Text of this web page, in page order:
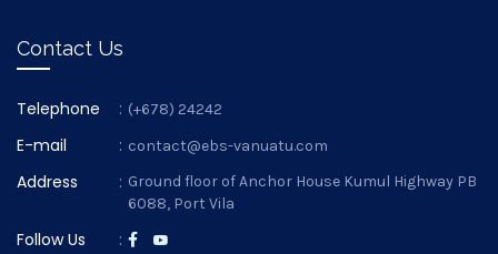
Contact Us
Telephone : (+678) 24242
E-mail : contact@ebs-vanuatu.com
Address : Ground floor of Anchor House Kumul Highway PB
6088, Port Vila
Follow Us :